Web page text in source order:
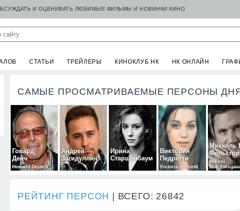
И ОЦЕНИВАТЬ ЛЮБИМЫЕ ФИЛЬМЫ И НОВИНКИ КИНО
СТАТЬИ ТРЕЙЛЕРЫ КИНОКЛУБ НК НК ОНЛАЙН
САМЫЕ ПРОСМАТРИВАЕМЫЕ ПЕРСОНЫ
Говард
Дейч
Howard Deutch
Андрей
Загидуллин
Ирина
Старшенбаум
Виктория
Педретти
Victoria Pedretti
Миккель
Фельсгор
Mikkel
Boe
РЕЙТИНГ ПЕРСОН | ВСЕГО: 26842